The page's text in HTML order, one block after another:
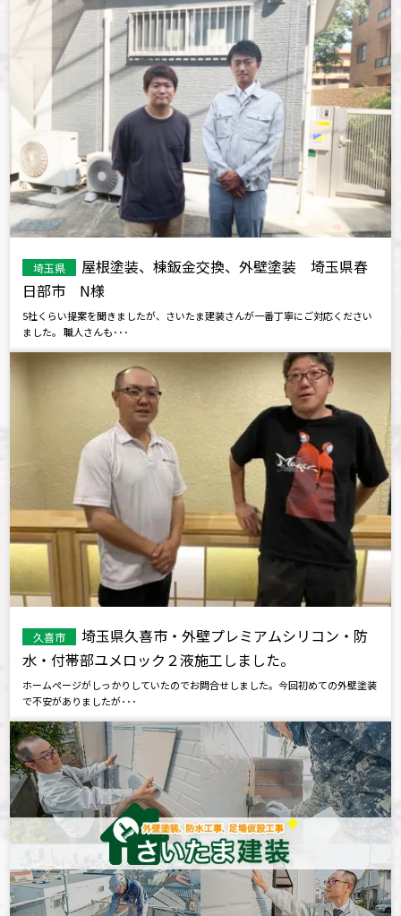
埼玉県
屋根塗装、棟鈑金交換、外壁塗装 埼玉県春
日部市 N様
5社くらい提案を聞きましたが、さいたま建装さんが一番丁寧にご対応ください
ました。 職人さんも･･･
久喜市
埼玉県久喜市・外壁プレミアムシリコン・防
水・付帯部ユメロック２液施工しました。
ホームページがしっかりしていたのでお問合せしました。今回初めての外壁塗装
で不安がありましたが･･･